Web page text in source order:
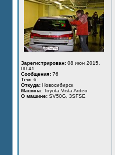
Зарегистрирован: 08 июн 2015,
00:41
Сообщения: 76
Тем: 6
Откуда: Новосибирск
Машина: Toyota Vista Ardeo
О машине: SV50G, 3SFSE